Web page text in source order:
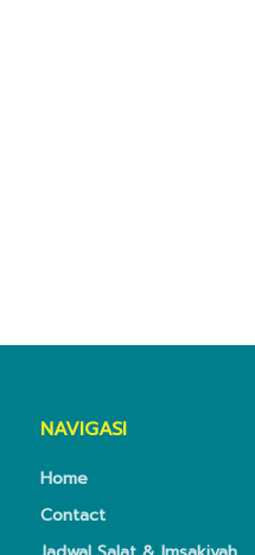
NAVIGASI
Home
Contact